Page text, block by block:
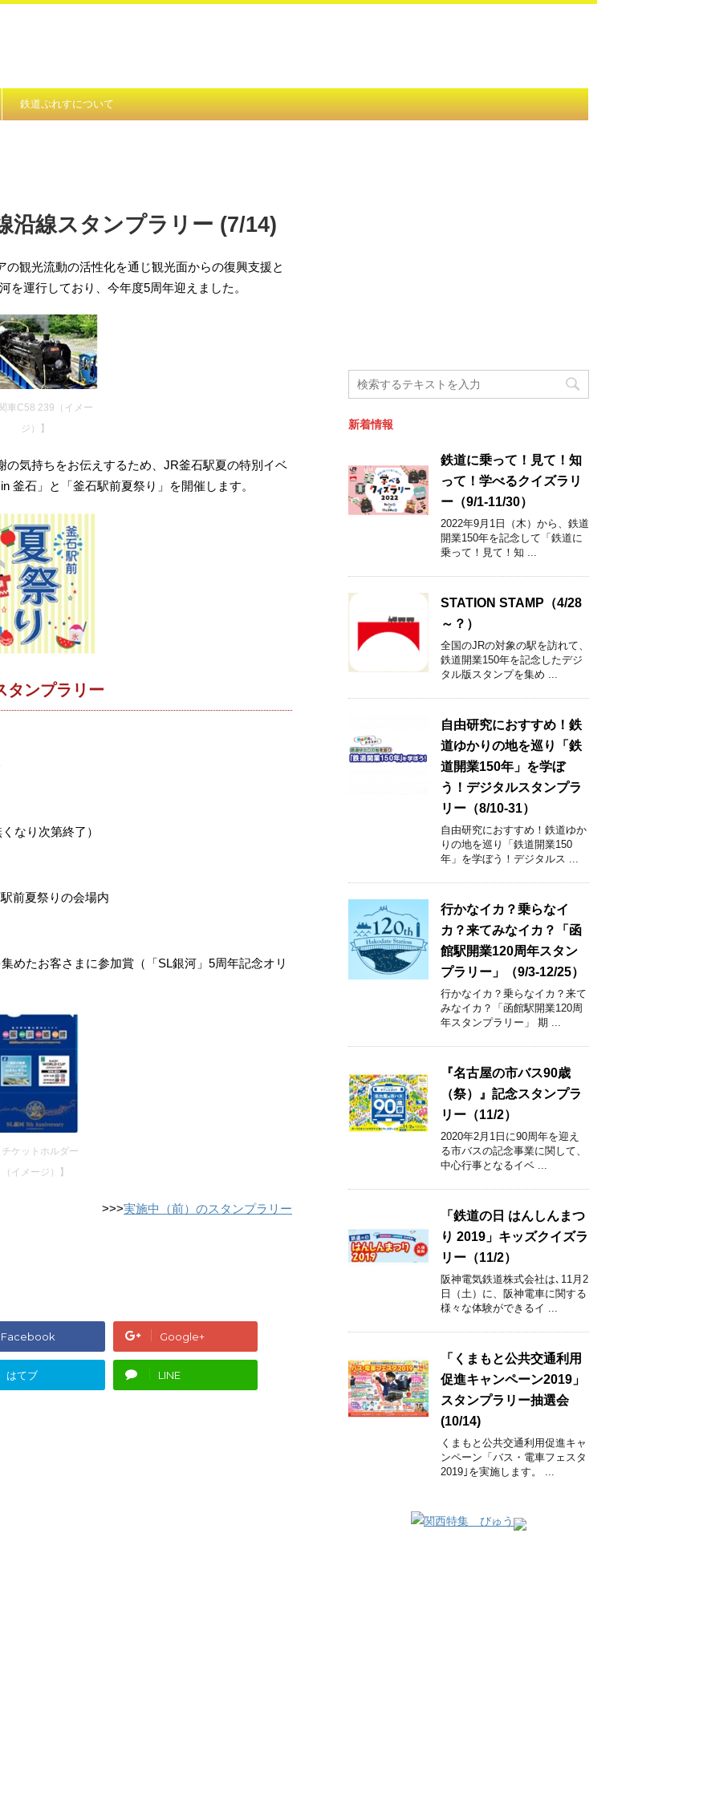
鉄道ぷれすについて
沿線スタンプラリー (7/14)
観光流動の活性化を通じ観光面からの復興支援と
を運行しており、今年度5周年迎えました。
関車C58 239（イメー
ジ）】
の気持ちをお伝えするため、JR釜石駅夏の特別イベ
釜石」と「釜石駅前夏祭り」を開催します。
タンプラリー
なり次第終了）
前夏祭りの会場内
めたお客さまに参加賞（「SL銀河」5周年記念オリ
チケットホルダー
（イメージ）】
>>>実施中（前）のスタンプラリー
Facebook Google+
はてブ LINE
新着情報
鉄道に乗って！見て！知
って！学べるクイズラリ
ー（9/1-11/30）
2022年9月1日（木）から、鉄道
開業150年を記念して「鉄道に
乗って！見て！知 ...
STATION STAMP（4/28
～？）
全国のJRの対象の駅を訪れて、
鉄道開業150年を記念したデジ
タル版スタンプを集め ...
自由研究におすすめ！鉄
道ゆかりの地を巡り「鉄
道開業150年」を学ぼ
う！デジタルスタンプラ
リー（8/10-31）
自由研究におすすめ！鉄道ゆか
りの地を巡り「鉄道開業150
年」を学ぼう！デジタルス ...
行かなイカ？乗らなイ
カ？来てみなイカ？「函
館駅開業120周年スタン
プラリー」（9/3-12/25）
行かなイカ？乗らなイカ？来て
みなイカ？「函館駅開業120周
年スタンプラリー」 期 ...
『名古屋の市バス90歳
（祭）』記念スタンプラ
リー（11/2）
2020年2月1日に90周年を迎え
る市バスの記念事業に関して、
中心行事となるイベ ...
「鉄道の日 はんしんまつ
り 2019」キッズクイズラ
リー（11/2）
阪神電気鉄道株式会社は､11月2
日（土）に、阪神電車に関する
様々な体験ができるイ ...
「くまもと公共交通利用
促進キャンペーン2019」
スタンプラリー抽選会
(10/14)
くまもと公共交通利用促進キャ
ンペーン「バス・電車フェスタ
2019｣を実施します。 ...